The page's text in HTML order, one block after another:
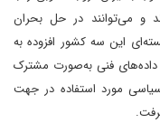
و می‌توانند در حل بحران
این سه کشور افزوده به
داده‌های فنی به‌صورت مشترک
مورد استفاده‌ در جهت